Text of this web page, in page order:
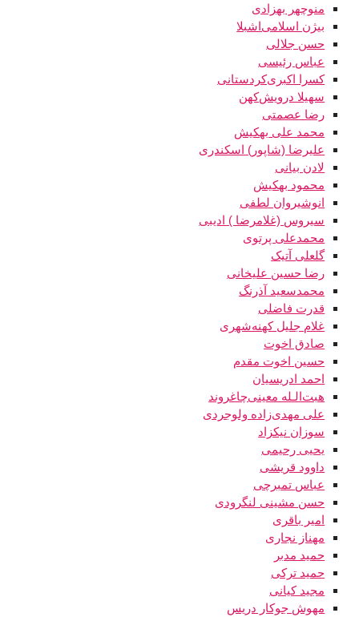
منوچهر بهزادی
بیژن اسلامی‌اشبلا
حسن جلالی
عباس رئیسی
کسرا اکبری‌کردستانی
سهیلا درویش‌کهن
رضا عصمتی
محمد علی بهکیش
علی رضا (شاپور) اسکندری
لادن بیانی
محمود بهکیش
انوشیروان لطفی
سیروس (غلامرضا ) ادیبی
محمدعلی پرتوی
گلعلی آتیک
رضا حسین علیخانی
محمدسعید آذرنگ
قدرت فاضلی
غلام جلیل کهنه‌شهری
صادق اخوت
حسین اخوت مقدم
احمد ادریسیان
هبت‌الـله معینی‌چاغروند
علی مهدی‌زاده‌ ولوجردی
سوزان نیکزاد
یحیی رحیمی
داوود قریشی
عباس تمبرچی
حسن مشینی لنگرودی
امیر باقری
مهناز نجاری
حمید مدبر
حمید ترکی
مجید کیانی
مهوش جوکار دریس